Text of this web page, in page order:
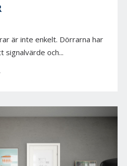
är inte enkelt. Dörrarna har
signalvärde och...